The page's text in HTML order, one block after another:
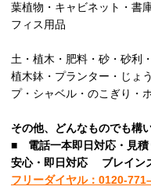
葉植物・キャビネット・書
フィス用品
土・植木・肥料・砂・砂利
植木鉢・プランター・じょ
プ・シャベル・のこぎり・
その他、
どんなものでも構
■ 電話一本即日対応・見
安心・即日対応
ブレイン
フリーダイヤル：0120-771